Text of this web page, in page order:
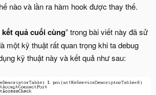
nào và lần ra hàm hook được thay thế.
kết quả cuối cùng” trong bài viết này đã sử
một kỹ thuật rất quan trọng khi ta debug
kỹ thuật này và kết quả như sau: